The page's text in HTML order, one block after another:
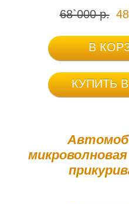
68`000 р.
В
КУПИТЬ